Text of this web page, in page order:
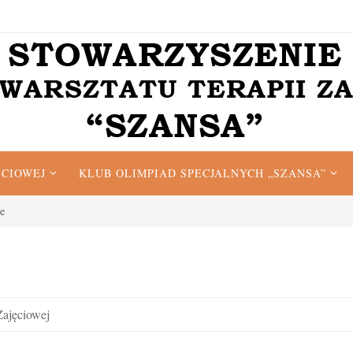
KLUB OLIMPIAD SPECJALNYCH „SZANSA”